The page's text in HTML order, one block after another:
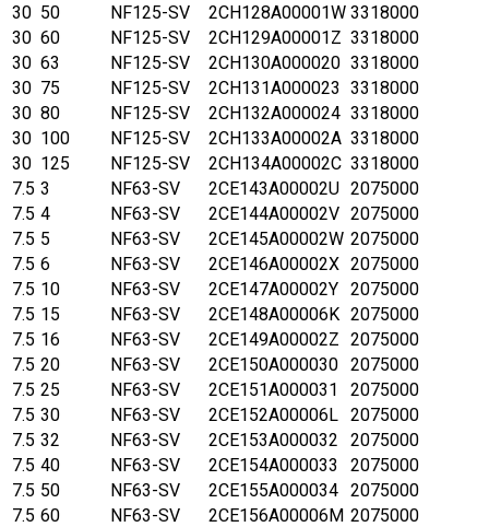
30 50 NF125-SV 2CH128A00001W 3318000
30 60 NF125-SV 2CH129A00001Z 3318000
30 63 NF125-SV 2CH130A000020 3318000
30 75 NF125-SV 2CH131A000023 3318000
30 80 NF125-SV 2CH132A000024 3318000
30 100 NF125-SV 2CH133A00002A 3318000
30 125 NF125-SV 2CH134A00002C 3318000
7.5 3 NF63-SV 2CE143A00002U 2075000
7.5 4 NF63-SV 2CE144A00002V 2075000
7.5 5 NF63-SV 2CE145A00002W 2075000
7.5 6 NF63-SV 2CE146A00002X 2075000
7.5 10 NF63-SV 2CE147A00002Y 2075000
7.5 15 NF63-SV 2CE148A00006K 2075000
7.5 16 NF63-SV 2CE149A00002Z 2075000
7.5 20 NF63-SV 2CE150A000030 2075000
7.5 25 NF63-SV 2CE151A000031
2075000
7.5 30 NF63-SV 2CE152A00006L 2075000
7.5 32 NF63-SV 2CE153A000032
2075000
7.5 40 NF63-SV 2CE154A000033
2075000
7.5 50 NF63-SV 2CE155A000034 2075000
7.5 60 NF63-SV 2CE156A00006M 2075000